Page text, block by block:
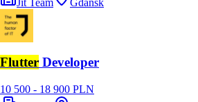
Flutter Developer
10 500 - 18 900 PLN